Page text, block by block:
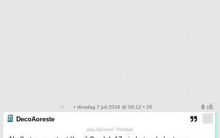
• dinsdag 7 juli 2026 @ 09:12 • 26
DecoAoreste
aka Aleimon Thimble